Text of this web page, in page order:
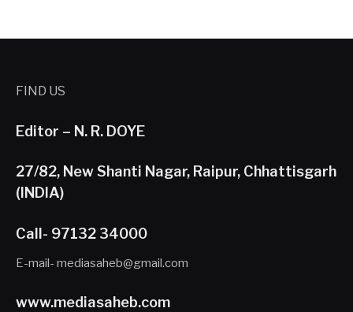
FIND US
Editor – N. R. DOYE
27/82, New Shanti Nagar, Raipur, Chhattisgarh
(INDIA)
Call- 97132 34000
E-mail- mediasaheb@gmail.com
www.mediasaheb.com